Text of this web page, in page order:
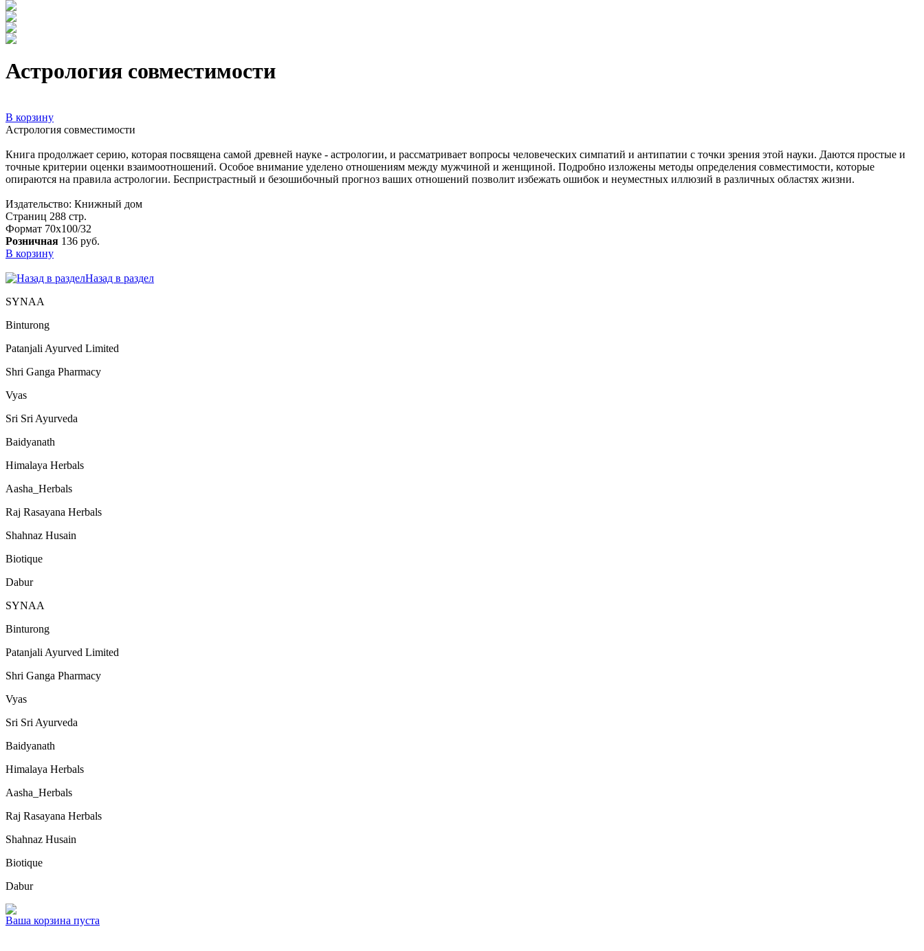
Астрология совместимости
В корзину
Астрология совместимости
Книга продолжает серию, которая посвящена самой древней науке - астрологии, и рассматривает вопросы человеческих симпатий и антипатии с точки зрения этой науки. Даются простые и
точные критерии оценки взаимоотношений. Особое внимание уделено отношениям между мужчиной и женщиной. Подробно изложены методы определения совместимости, которые
опираются на правила астрологии. Беспристрастный и безошибочный прогноз ваших отношений позволит избежать ошибок и неуместных иллюзий в различных областях жизни.
Издательство: Книжный дом
Страниц 288 стр.
Формат 70x100/32
Розничная 136 руб.
В корзину
Назад в раздел
SYNAA
Binturong
Patanjali Ayurved Limited
Shri Ganga Pharmacy
Vyas
Sri Sri Ayurveda
Baidyanath
Himalaya Herbals
Aasha_Herbals
Raj Rasayana Herbals
Shahnaz Husain
Biotique
Dabur
SYNAA
Binturong
Patanjali Ayurved Limited
Shri Ganga Pharmacy
Vyas
Sri Sri Ayurveda
Baidyanath
Himalaya Herbals
Aasha_Herbals
Raj Rasayana Herbals
Shahnaz Husain
Biotique
Dabur
Ваша корзина пуста